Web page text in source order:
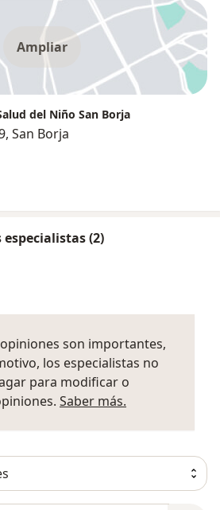
Ampliar
del Niño San Borja
San Borja
(2)
son importantes,
los especialistas no
para modificar o
Saber más.